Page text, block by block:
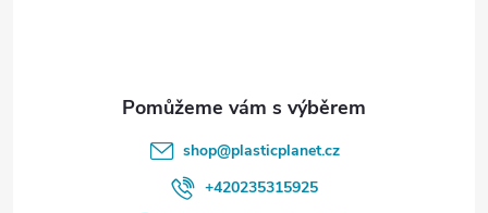
shop@plasticplanet.cz
+420235315925